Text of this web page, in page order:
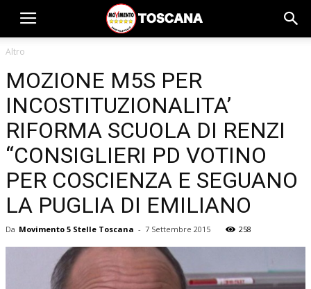
Altro
MOZIONE M5S PER
INCOSTITUZIONALITA’
RIFORMA SCUOLA DI RENZI
“CONSIGLIERI PD VOTINO
PER COSCIENZA E SEGUANO
LA PUGLIA DI EMILIANO
Da Movimento 5 Stelle Toscana - 7 Settembre 2015 258